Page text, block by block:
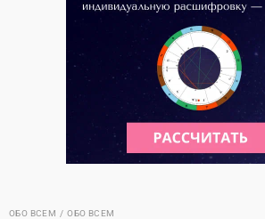
ОБО ВСЕМ
ОБО ВСЕМ